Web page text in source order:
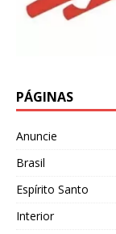
PÁGINAS
Anuncie
Brasil
Espírito Santo
Interior